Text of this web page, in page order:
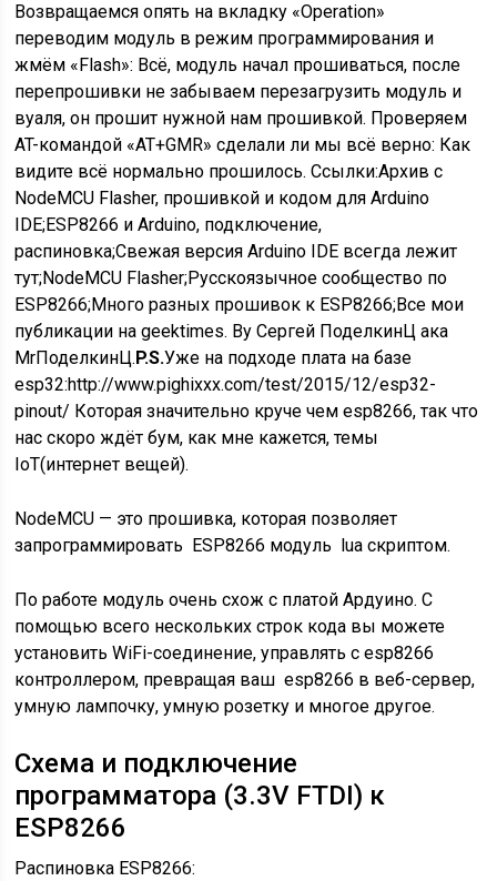
Возвращаемся опять на вкладку «Operation»
переводим модуль в режим программирования и
жмём «Flash»: Всё, модуль начал прошиваться, после
перепрошивки не забываем перезагрузить модуль и
вуаля, он прошит нужной нам прошивкой. Проверяем
AT-командой «AT+GMR» сделали ли мы всё верно: Как
видите всё нормально прошилось. Ссылки:Архив с
NodeMCU Flasher, прошивкой и кодом для Arduino
IDE;ESP8266 и Arduino, подключение,
распиновка;Свежая версия Arduino IDE всегда лежит
тут;NodeMCU Flasher;Русскоязычное сообщество по
ESP8266;Много разных прошивок к ESP8266;Все мои
публикации на geektimes. By Сергей ПоделкинЦ ака
MrПоделкинЦ. P.S.Уже на подходе плата на базе
esp32:http://www.pighixxx.com/test/2015/12/esp32-
pinout/ Которая значительно круче чем esp8266, так что
нас скоро ждёт бум, как мне кажется, темы
IoT(интернет вещей).
NodeMCU — это прошивка, которая позволяет
запрограммировать ESP8266 модуль lua скриптом.
По работе модуль очень схож с платой Ардуино. С
помощью всего нескольких строк кода вы можете
установить WiFi-соединение, управлять с esp8266
контроллером, превращая ваш esp8266 в веб-сервер,
умную лампочку, умную розетку и многое другое.
Схема и подключение
программатора (3.3V FTDI) к
ESP8266
Распиновка ESP8266: